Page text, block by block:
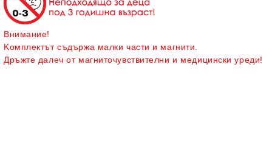
Внимание!
Kомплектът съдържа малки части и магнити.
Дръжте далеч от магниточувствителни и медицински уреди!